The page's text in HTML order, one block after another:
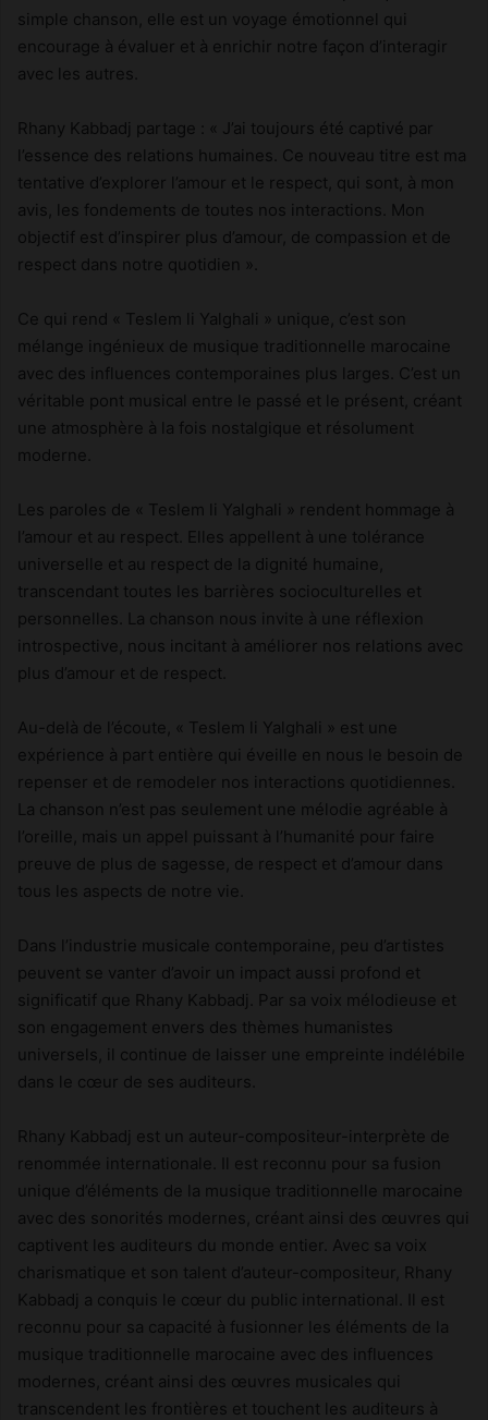
simple chanson, elle est un voyage émotionnel qui
encourage à évaluer et à enrichir notre façon d’interagir
avec les autres.
Rhany Kabbadj partage : « J’ai toujours été captivé par
l’essence des relations humaines. Ce nouveau titre est ma
tentative d’explorer l’amour et le respect, qui sont, à mon
avis, les fondements de toutes nos interactions. Mon
objectif est d’inspirer plus d’amour, de compassion et de
respect dans notre quotidien ».
Ce qui rend « Teslem li Yalghali » unique, c’est son
mélange ingénieux de musique traditionnelle marocaine
avec des influences contemporaines plus larges. C’est un
véritable pont musical entre le passé et le présent, créant
une atmosphère à la fois nostalgique et résolument
moderne.
Les paroles de « Teslem li Yalghali » rendent hommage à
l’amour et au respect. Elles appellent à une tolérance
universelle et au respect de la dignité humaine,
transcendant toutes les barrières socioculturelles et
personnelles. La chanson nous invite à une réflexion
introspective, nous incitant à améliorer nos relations avec
plus d’amour et de respect.
Au-delà de l’écoute, « Teslem li Yalghali » est une
expérience à part entière qui éveille en nous le besoin de
repenser et de remodeler nos interactions quotidiennes.
La chanson n’est pas seulement une mélodie agréable à
l’oreille, mais un appel puissant à l’humanité pour faire
preuve de plus de sagesse, de respect et d’amour dans
tous les aspects de notre vie.
Dans l’industrie musicale contemporaine, peu d’artistes
peuvent se vanter d’avoir un impact aussi profond et
significatif que Rhany Kabbadj. Par sa voix mélodieuse et
son engagement envers des thèmes humanistes
universels, il continue de laisser une empreinte indélébile
dans le cœur de ses auditeurs.
Rhany Kabbadj est un auteur-compositeur-interprète de
renommée internationale. Il est reconnu pour sa fusion
unique d’éléments de la musique traditionnelle marocaine
avec des sonorités modernes, créant ainsi des œuvres qui
captivent les auditeurs du monde entier. Avec sa voix
charismatique et son talent d’auteur-compositeur, Rhany
Kabbadj a conquis le cœur du public international. Il est
reconnu pour sa capacité à fusionner les éléments de la
musique traditionnelle marocaine avec des influences
modernes, créant ainsi des œuvres musicales qui
transcendent les frontières et touchent les auditeurs à